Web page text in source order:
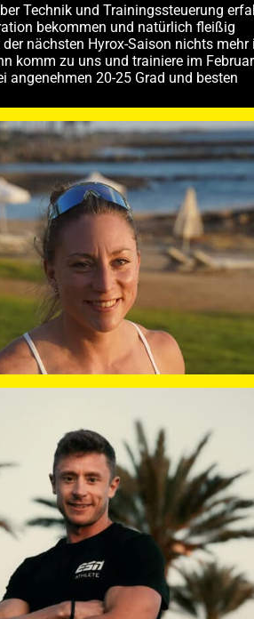
Technik und Trainingssteuerung
bekommen und natürlich fleißig
nächsten Hyrox-Saison nichts mehr
komm zu uns und trainiere im Februar
angenehmen 20-25 Grad und besten
Sportive
Hyrox, OCR, Deka
all sorts of sports you can do on the
Bachelor of Science in
MBA in Sports Management,
medical training therapy, kinesiotaping,
training, B-licence functional training,
licence competitive
VIOLA
HYROX
Hyrox-Coach, Study Course
Athletic-Coach, Level B Soccer,
Functional
Peter